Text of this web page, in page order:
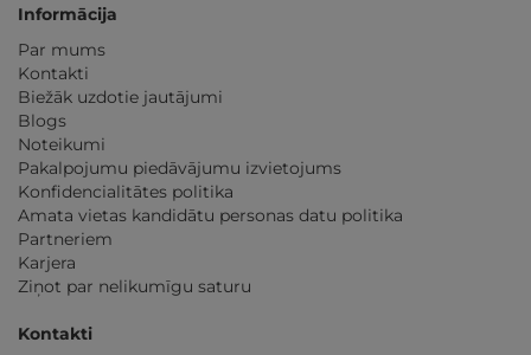
Informācija
Par mums
Kontakti
Biežāk uzdotie jautājumi
Blogs
Noteikumi
Pakalpojumu piedāvājumu izvietojums
Konfidencialitātes politika
Amata vietas kandidātu personas datu politika
Partneriem
Karjera
Ziņot par nelikumīgu saturu
Kontakti